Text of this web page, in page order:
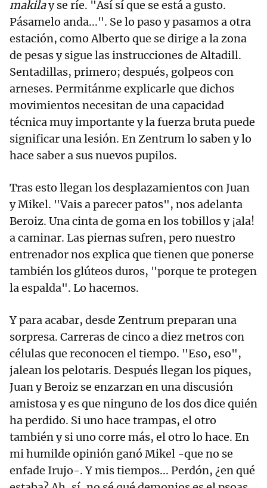
makilay se ríe. "Así sí que se está a gusto.
Pásamelo anda...". Se lo paso y pasamos a otra
estación, como Alberto que se dirige a la zona
de pesas y sigue las instrucciones de Altadill.
Sentadillas, primero; después, golpeos con
arneses. Permitánme explicarle que dichos
movimientos necesitan de una capacidad
técnica muy importante y la fuerza bruta puede
significar una lesión. En Zentrum lo saben y lo
hace saber a sus nuevos pupilos.
Tras esto llegan los desplazamientos con Juan
y Mikel. "Vais a parecer patos", nos adelanta
Beroiz. Una cinta de goma en los tobillos y ¡ala!
a caminar. Las piernas sufren, pero nuestro
entrenador nos explica que tienen que ponerse
también los glúteos duros, "porque te protegen
la espalda". Lo hacemos.
Y para acabar, desde Zentrum preparan una
sorpresa. Carreras de cinco a diez metros con
células que reconocen el tiempo. "Eso, eso",
jalean los pelotaris. Después llegan los piques,
Juan y Beroiz se enzarzan en una discusión
amistosa y es que ninguno de los dos dice quién
ha perdido. Si uno hace trampas, el otro
también y si uno corre más, el otro lo hace. En
mi humilde opinión ganó Mikel -que no se
enfade Irujo-. Y mis tiempos... Perdón, ¿en qué